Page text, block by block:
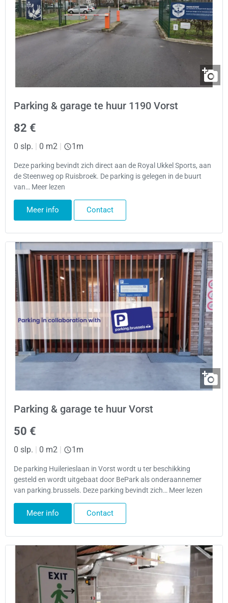
Parking & garage te huur 1190 Vorst
82 €
0 slp. 0 m2 1m
Deze parking bevindt zich direct aan de Royal Ukkel Sports, aan
de Steenweg op Ruisbroek. De parking is gelegen in de buurt
van… Meer lezen
Meer info Contact
Parking & garage te huur Vorst
50 €
0 slp. | 0 m2 | 1m
De parking Huilerieslaan in Vorst wordt u ter beschikking
gesteld en wordt uitgebaat door BePark als onderaannemer
van parking.brussels. Deze parking bevindt zich… Meer lezen
Meer info Contact